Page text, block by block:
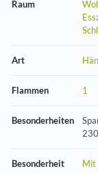
Raum
Art
Flammen 1
Besonderheiten
Besonderheit Mit